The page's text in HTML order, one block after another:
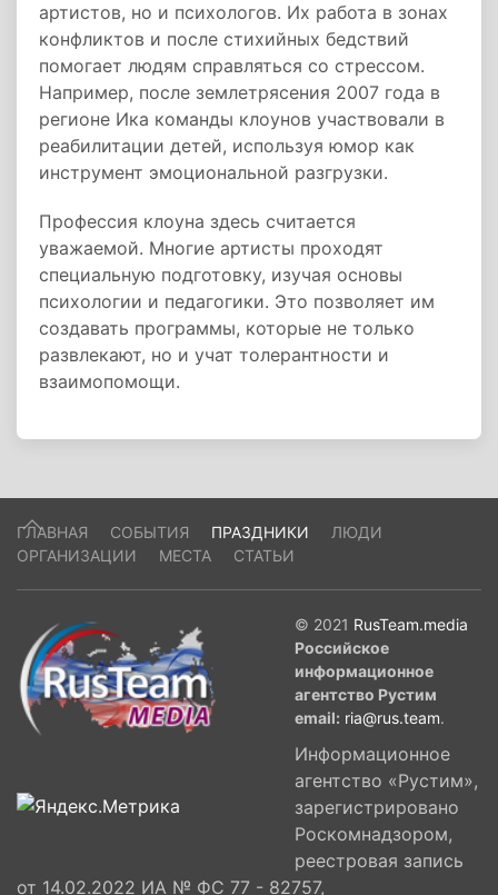
артистов, но и психологов. Их работа в зонах
конфликтов и после стихийных бедствий
помогает людям справляться со стрессом.
Например, после землетрясения 2007 года в
регионе Ика команды клоунов участвовали в
реабилитации детей, используя юмор как
инструмент эмоциональной разгрузки.
Профессия клоуна здесь считается
уважаемой. Многие артисты проходят
специальную подготовку, изучая основы
психологии и педагогики. Это позволяет им
создавать программы, которые не только
развлекают, но и учат толерантности и
взаимопомощи.
ГЛАВНАЯ СОБЫТИЯ ПРАЗДНИКИ
ЛЮДИ
ОРГАНИЗАЦИИ
МЕСТА СТАТЬИ
© 2021 RusTeam.media
Российское
информационное
агентство Рустим
email: ria@rus.team.
Информационное
агентство «Рустим»,
зарегистрировано
Роскомнадзором,
реестровая запись
от 14.02.2022 ИА № ФС 77 - 82757,